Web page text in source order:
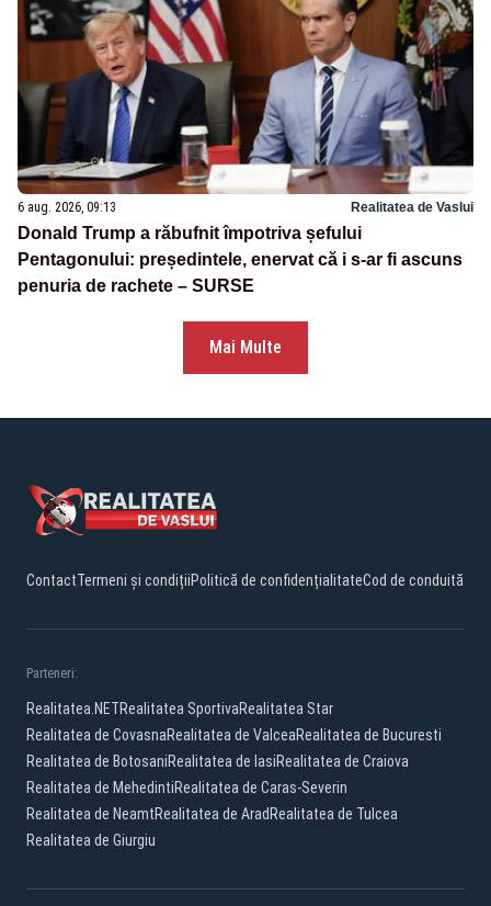
6 aug. 2026, 09:13 Realitatea de Vaslui
Donald Trump a răbufnit împotriva șefului
Pentagonului: președintele, enervat că i s-ar fi ascuns
penuria de rachete – SURSE
Mai Multe
ContactTermeni și condițiiPolitică de confidențialitateCod de conduită
Parteneri:
Realitatea.NETRealitatea SportivaRealitatea Star
Realitatea de CovasnaRealitatea de ValceaRealitatea de Bucuresti
Realitatea de BotosaniRealitatea de IasiRealitatea de Craiova
Realitatea de MehedintiRealitatea de Caras-Severin
Realitatea de NeamtRealitatea de Arad Realitatea de Tulcea
Realitatea de Giurgiu